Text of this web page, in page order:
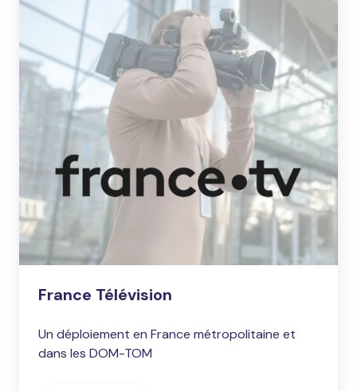
France Télévision
Un déploiement en France métropolitaine et
dans les DOM-TOM